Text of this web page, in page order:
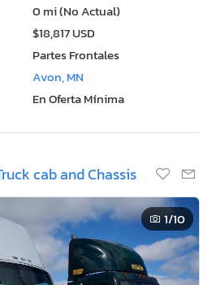
0 mi (No Actual)
$18,817 USD
Partes Frontales
Avon, MN
En Oferta Mínima
cab and Chassis
1/10